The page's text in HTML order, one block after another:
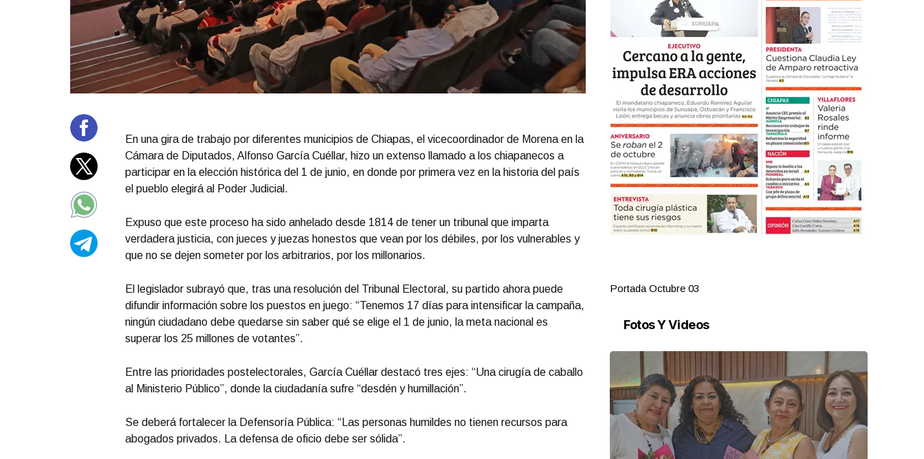
En una gira de trabajo por diferentes municipios de Chiapas, el vicecoordinador de Morena en la
Cámara de Diputados, Alfonso García Cuéllar, hizo un extenso llamado a los chiapanecos a
participar en la elección histórica del 1 de junio, en donde por primera vez en la historia del país
el pueblo elegirá al Poder Judicial.
Expuso que este proceso ha sido anhelado desde 1814 de tener un tribunal que imparta
verdadera justicia, con jueces y juezas honestos que vean por los débiles, por los vulnerables y
que no se dejen someter por los arbitrarios, por los millonarios.
El legislador subrayó que, tras una resolución del Tribunal Electoral, su partido ahora puede
difundir información sobre los puestos en juego: “Tenemos 17 días para intensificar la campaña,
ningún ciudadano debe quedarse sin saber qué se elige el 1 de junio, la meta nacional es
superar los 25 millones de votantes”.
Entre las prioridades postelectorales, García Cuéllar destacó tres ejes: “Una cirugía de caballo
al Ministerio Público”, donde la ciudadanía sufre “desdén y humillación”.
Se deberá fortalecer la Defensoría Pública: “Las personas humildes no tienen recursos para
abogados privados. La defensa de oficio debe ser sólida”.
Portada Septiembre 30 Portada Octubre 03
Fotos Y Videos